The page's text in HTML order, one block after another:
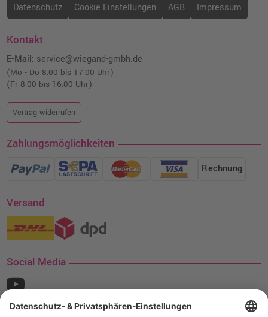
Datenschutz
Cookie Einstellungen AGB Impressum
Kontakt
E-Mail: service@wiegand-gmbh.de
(Mo - Do 8:00 bis 17:00 Uhr)
(Fr 8:00 bis 16:00 Uhr)
Vertrag widerrufen
Zahlungsmöglichkeiten
Rechnung
Versand
Social Media
¹ Nur gültig für den Versand innerhalb Deutschlands. Befindet sich ein Warenwert